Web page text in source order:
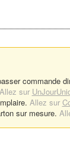
commande
Allez sur
Allez sur
sur mesure.